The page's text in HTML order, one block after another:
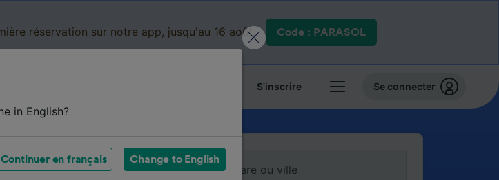
réservation sur notre app, jusqu'au 16 août. Code : PARASOL
S'inscrire Se connecter
De
in English?
Continuer en français Change to English